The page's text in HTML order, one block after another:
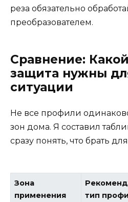
реза обязательно
преобразователем.
Сравнение:
защита нужны
ситуации
Не все профили
зон дома. Я составил
сразу понять, что брать
Зона
применения
тип